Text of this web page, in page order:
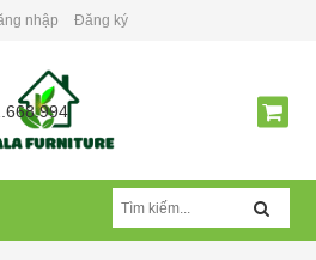
nhập Đăng ký